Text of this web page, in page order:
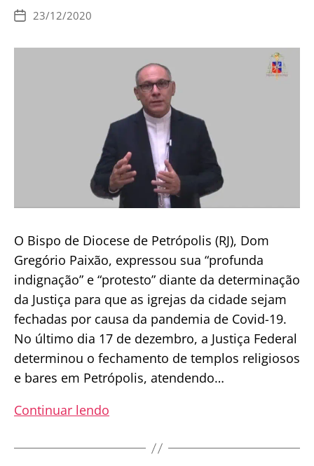
e
Nova
Ordem
Mundial
Data
publicação
23/12/2020
O Bispo de Diocese de Petrópolis (RJ), Dom
Gregório Paixão, expressou sua “profunda
indignação” e “protesto” diante da determinação
da Justiça para que as igrejas da cidade sejam
fechadas por causa da pandemia de Covid-19.
No último dia 17 de dezembro, a Justiça Federal
determinou o fechamento de templos religiosos
e bares em Petrópolis, atendendo…
Continuar lendo
Petrópolis